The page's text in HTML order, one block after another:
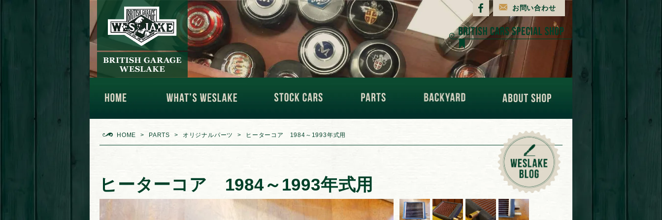
お問い合わせ
HOME PARTS オリジナルパーツ ヒーターコア 1984～1993年式用
ヒーターコア 1984～1993年式用